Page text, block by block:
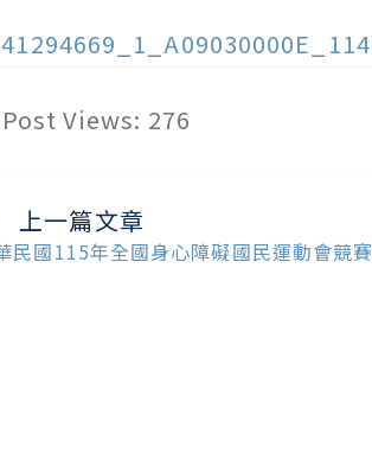
Post Views: 276
上一篇文章
民國115年全國身心障礙國民運動會競